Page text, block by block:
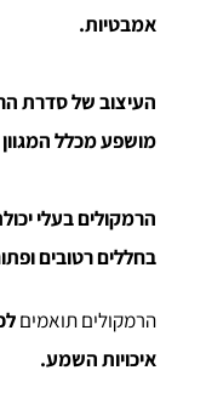
אמבטיות.
העיצוב של סדרת
מושפע מכלל
הרמקולים בעלי
בחללים רטובים
הרמקולים תואמים
איכויות השמע.